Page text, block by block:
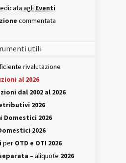
agli Eventi
commentata
utili
rivalutazione
al 2026
dal 2002 al 2026
2026
Domestici 2026
2026
per OTD e OTI 2026
– aliquote 2026